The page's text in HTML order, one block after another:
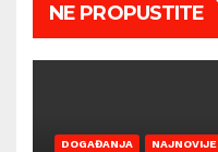
NE PROPUSTITE
DOGAĐANJA NAJNOVIJE